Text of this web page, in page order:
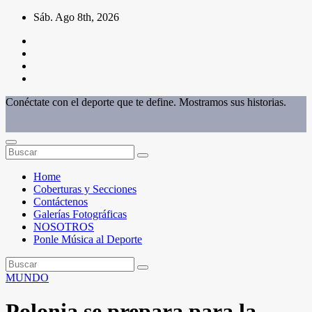
Saltar
contenido
Sáb. Ago 8th, 2026
Conéctate con el deporte que te define. Mostramos sus historias.
Home
Coberturas y Secciones
Contáctenos
Galerías Fotográficas
NOSOTROS
Ponle Música al Deporte
MUNDO